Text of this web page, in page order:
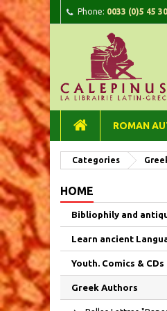
Phone: 0033 (0)5 45
ROMAN
Categories
HOME
Bibliophily and
Learn ancient
Youth. Comics & CDs
Greek Authors